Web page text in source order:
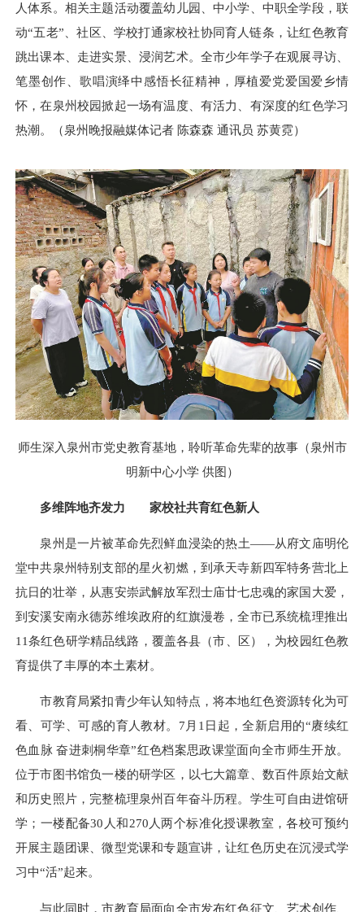
人体系。相关主题活动覆盖幼儿园、中小学、中职全学段，联
动“五老”、社区、学校打通家校社协同育人链条，让红色教育
跳出课本、走进实景、浸润艺术。全市少年学子在观展寻访、
笔墨创作、歌唱演绎中感悟长征精神，厚植爱党爱国爱乡情
怀，在泉州校园掀起一场有温度、有活力、有深度的红色学习
热潮。（泉州晚报融媒体记者 陈森森 通讯员 苏黄霓）
师生深入泉州市党史教育基地，聆听革命先辈的故事（泉州市
明新中心小学 供图）
多维阵地齐发力 家校社共育红色新人
泉州是一片被革命先烈鲜血浸染的热土——从府文庙明伦
堂中共泉州特别支部的星火初燃，到承天寺新四军特务营北上
抗日的壮举，从惠安崇武解放军烈士庙廿七忠魂的家国大爱，
到安溪安南永德苏维埃政府的红旗漫卷，全市已系统梳理推出
11条红色研学精品线路，覆盖各县（市、区），为校园红色教
育提供了丰厚的本土素材。
市教育局紧扣青少年认知特点，将本地红色资源转化为可
看、可学、可感的育人教材。7月1日起，全新启用的“赓续红
色血脉 奋进刺桐华章”红色档案思政课堂面向全市师生开放。
位于市图书馆负一楼的研学区，以七大篇章、数百件原始文献
和历史照片，完整梳理泉州百年奋斗历程。学生可自由进馆研
学；一楼配备30人和270人两个标准化授课教室，各校可预约
开展主题团课、微型党课和专题宣讲，让红色历史在沉浸式学
习中“活”起来。
与此同时，市教育局面向全市发布红色征文、艺术创作、